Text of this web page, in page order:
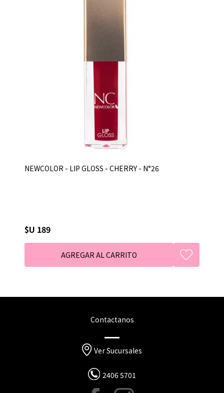
NEWCOLOR - LIP GLOSS - CHERRY - N°26
$U 189
Contactanos
Ver Sucursales
2406 5701